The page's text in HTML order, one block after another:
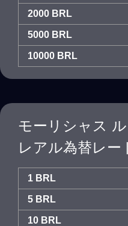
2000 BRL
5000 BRL
10000 BRL
モーリシャス
レアル為替レー
1 BRL
5 BRL
10 BRL